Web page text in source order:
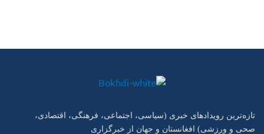
تازه‌ترین رویدادهای خبری (سیاسی، اجتماعی، فرهنگی، اقتصادی،
صحی و ورزشی) افغانستان و جهان از خبرگزاری